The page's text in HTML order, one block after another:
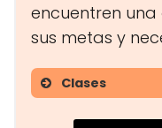
encuentren
sus metas y
Clases